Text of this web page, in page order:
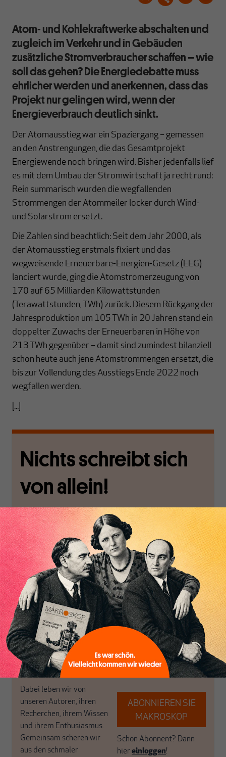
Inhaltsverzeichnis
Atom- und Kohlekraftwerke abschalten und
zugleich im Verkehr und in Gebäuden
zusätzliche Stromverbraucher schaffen – wie
soll das gehen? Die Energiedebatte muss
ehrlicher werden und anerkennen, dass das
Projekt nur gelingen wird, wenn der
Energieverbrauch deutlich sinkt.
Der Atomausstieg war ein Spaziergang – gemessen
an den Anstrengungen, die das Gesamtprojekt
Energiewende noch bringen wird. Bisher jedenfalls lief
es mit dem Umbau der Stromwirtschaft ja recht rund:
Rein summarisch wurden die wegfallenden
Strommengen der Atommeiler locker durch Wind-
und Solarstrom ersetzt.
Die Zahlen sind beachtlich: Seit dem Jahr 2000, als
der Atomausstieg erstmals fixiert und das
wegweisende Erneuerbare-Energien-Gesetz (EEG)
lanciert wurde, ging die Atomstromerzeugung von
170 auf 65 Milliarden Kilowattstunden
(Terawattstunden, TWh) zurück. Diesem Rückgang der
Jahresproduktion um 105 TWh in 20 Jahren stand ein
doppelter Zuwachs der Erneuerbaren in Höhe von
213 TWh gegenüber – damit sind zumindest bilanziell
schon heute auch jene Atomstrommengen ersetzt, die
bis zur Vollendung des Ausstiegs Ende 2022 noch
wegfallen werden.
[...]
Nichts schreibt sich
von allein!
Nur für Abonnenten
MAKROSKOP analysiert
wirtschaftspolitische
Themen aus einer
postkeynesianischen
Perspektive und ist damit
in Deutschland einzigartig.
MAKROSKOP steht für
das große Ganze. Wir
haben einen Blick auf
Geld, Wirtschaft und
Politik, den Sie so
woanders nicht finden.
Dabei leben wir von
unseren Autoren, ihren
Recherchen, ihrem Wissen
und ihrem Enthusiasmus.
Gemeinsam scheren wir
aus den schmaler
Wir verlassen die
journalistische Filterblase,
in der sich viele
eingerichtet haben. Wir
öffnen Fenster und
bringen frische Luft in die
engen und verstaubten
Debattenräume.
Brauchen Sie auch frische
Luft? Dann folgen Sie
einfach dem Button.
ABONNIEREN SIE
MAKROSKOP
Schon Abonnent? Dann
hiereinloggen!